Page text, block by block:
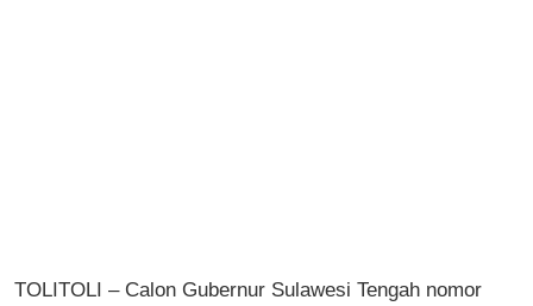
TOLITOLI – Calon Gubernur Sulawesi Tengah nomor